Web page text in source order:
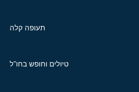
תעופה קלה
טיולים וחופש בחו"ל